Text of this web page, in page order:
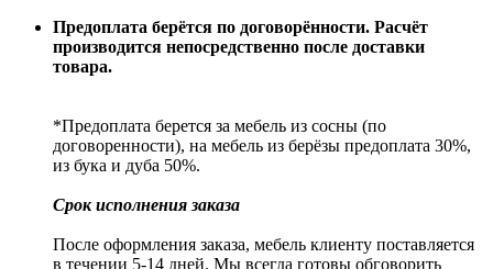
Предоплата берётся по договорённости. Расчёт
производится непосредственно после доставки
товара.
*Предоплата берется за мебель из сосны (по
договоренности), на мебель из берёзы предоплата 30%,
из бука и дуба 50%.
Срок исполнения заказа
После оформления заказа, мебель клиенту поставляется
в течении 5-14 дней. Мы всегда готовы обговорить